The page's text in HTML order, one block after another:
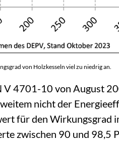
von Holzkesseln viel zu niedrig an.
4701-10 von August
nicht der
für den Wirkungsgrad
zwischen 90 und 98,5